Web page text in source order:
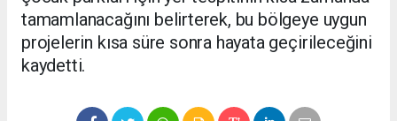
tamamlanacağını belirterek, bu bölgeye uygun
projelerin kısa süre sonra hayata geçirileceğini
kaydetti.